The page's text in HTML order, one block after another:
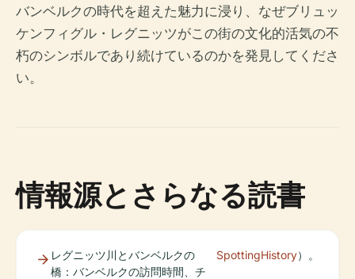
バンベルクの時代を超えた魅力に浸り、なぜブリュッ
ケンフィグル・レグニッツがこの街の文化的活気の不
朽のシンボルであり続けているのかを発見してくださ
い。
情報源とさらなる読書
レグニッツ川とバンベルクの
橋：バンベルクの訪問時間、チ
SpottingHistory）。